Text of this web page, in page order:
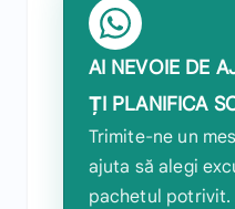
AI NEVOIE DE
ȚI PLANIFICA
Trimite-ne un
ajuta să alegi
pachetul potrivit.